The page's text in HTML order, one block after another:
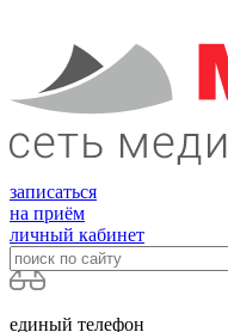
записаться
на приём
личный кабинет
единый телефон